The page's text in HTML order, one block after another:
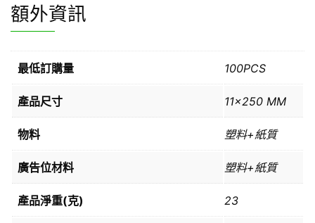
額外資訊
最低訂購量 100PCS
產品尺寸 11×250 MM
物料 塑料+紙質
廣告位材料 塑料+紙質
產品淨重(克) 23